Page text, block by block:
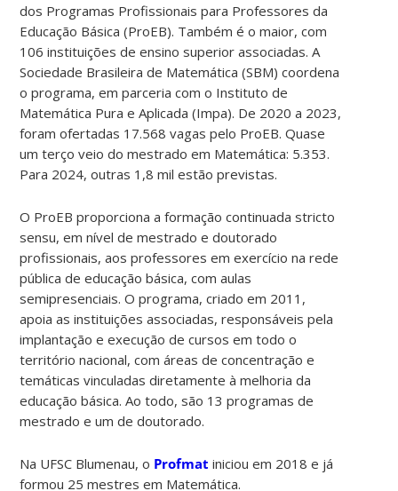
dos Programas Profissionais para Professores da
Educação Básica (ProEB). Também é o maior, com
106 instituições de ensino superior associadas. A
Sociedade Brasileira de Matemática (SBM) coordena
o programa, em parceria com o Instituto de
Matemática Pura e Aplicada (Impa). De 2020 a 2023,
foram ofertadas 17.568 vagas pelo ProEB. Quase
um terço veio do mestrado em Matemática: 5.353.
Para 2024, outras 1,8 mil estão previstas.
O ProEB proporciona a formação continuada stricto
sensu, em nível de mestrado e doutorado
profissionais, aos professores em exercício na rede
pública de educação básica, com aulas
semipresenciais. O programa, criado em 2011,
apoia as instituições associadas, responsáveis pela
implantação e execução de cursos em todo o
território nacional, com áreas de concentração e
temáticas vinculadas diretamente à melhoria da
educação básica. Ao todo, são 13 programas de
mestrado e um de doutorado.
Na UFSC Blumenau, o Profmat iniciou em 2018 e já
formou 25 mestres em Matemática.